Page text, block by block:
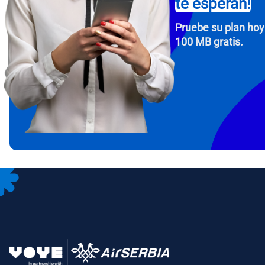
To
Then,
in
te esperan!
Pruebe su plan
100 MB gratis.